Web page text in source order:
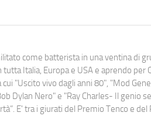
come batterista in una ventina di
Italia, Europa e USA e aprendo
"Uscito vivo dagli anni 80", "Mod
Dylan Nero" e "Ray Charles- Il genio
E' tra i giurati del Premio Tenco e